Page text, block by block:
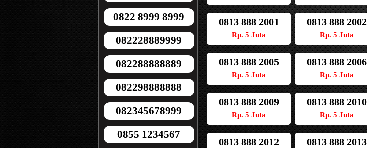
0822 8999 8999
082228889999
082288888889
082298888888
082345678999
0855 1234567
0813 888 2001
Rp. 5 Juta
0813 888 2002
Rp. 5 Juta
0813 888 2005
Rp. 5 Juta
0813 888 2006
Rp. 5 Juta
0813 888 2009
Rp. 5 Juta
0813 888 2010
Rp. 5 Juta
0813 888 2012 0813 888 2013